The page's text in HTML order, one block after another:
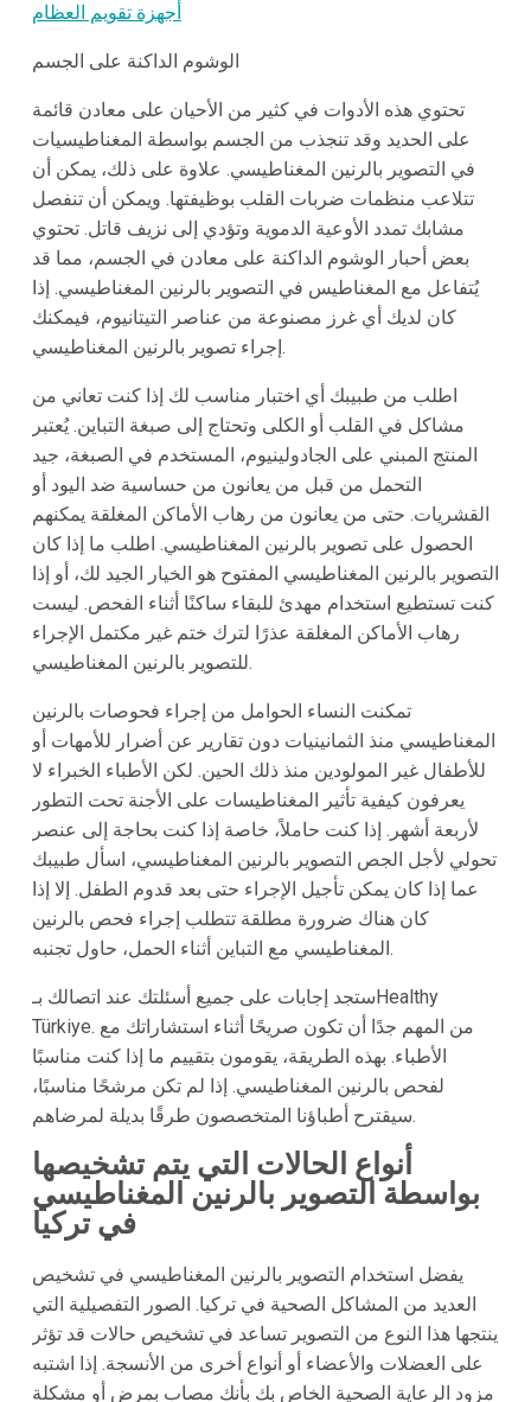
أجهزة تقويم العظام
الوشوم الداكنة على الجسم
تحتوي هذه الأدوات في كثير من الأحيان على معادن قائمة
على الحديد وقد تنجذب من الجسم بواسطة المغناطيسيات
في التصوير بالرنين المغناطيسي. علاوة على ذلك، يمكن أن
تتلاعب منظمات ضربات القلب بوظيفتها. ويمكن أن تنفصل
مشابك تمدد الأوعية الدموية وتؤدي إلى نزيف قاتل. تحتوي
بعض أحبار الوشوم الداكنة على معادن في الجسم، مما قد
يُتفاعل مع المغناطيس في التصوير بالرنين المغناطيسي. إذا
كان لديك أي غرز مصنوعة من عناصر التيتانيوم، فيمكنك
إجراء تصوير بالرنين المغناطيسي.
اطلب من طبيبك أي اختبار مناسب لك إذا كنت تعاني من
مشاكل في القلب أو الكلى وتحتاج إلى صبغة التباين. يُعتبر
المنتج المبني على الجادولينيوم، المستخدم في الصبغة، جيد
التحمل من قبل من يعانون من حساسية ضد اليود أو
القشريات. حتى من يعانون من رهاب الأماكن المغلقة يمكنهم
الحصول على تصوير بالرنين المغناطيسي. اطلب ما إذا كان
التصوير بالرنين المغناطيسي المفتوح هو الخيار الجيد لك، أو إذا
كنت تستطيع استخدام مهدئ للبقاء ساكنًا أثناء الفحص. ليست
رهاب الأماكن المغلقة عذرًا لترك ختم غير مكتمل الإجراء
للتصوير بالرنين المغناطيسي.
تمكنت النساء الحوامل من إجراء فحوصات بالرنين
المغناطيسي منذ الثمانينيات دون تقارير عن أضرار للأمهات أو
للأطفال غير المولودين منذ ذلك الحين. لكن الأطباء الخبراء لا
يعرفون كيفية تأثير المغناطيسات على الأجنة تحت التطور
لأربعة أشهر. إذا كنت حاملاً، خاصة إذا كنت بحاجة إلى عنصر
تحولي لأجل الجص التصوير بالرنين المغناطيسي، اسأل طبيبك
عما إذا كان يمكن تأجيل الإجراء حتى بعد قدوم الطفل. إلا إذا
كان هناك ضرورة مطلقة تتطلب إجراء فحص بالرنين
المغناطيسي مع التباين أثناء الحمل، حاول تجنبه.
ستجد إجابات على جميع أسئلتك عند اتصالك بـHealthy
Türkiye. من المهم جدًا أن تكون صريحًا أثناء استشاراتك مع
الأطباء. بهذه الطريقة، يقومون بتقييم ما إذا كنت مناسبًا
لفحص بالرنين المغناطيسي. إذا لم تكن مرشحًا مناسبًا،
سيقترح أطباؤنا المتخصصون طرقًا بديلة لمرضاهم.
أنواع الحالات التي يتم تشخيصها
بواسطة التصوير بالرنين المغناطيسي
في تركيا
يفضل استخدام التصوير بالرنين المغناطيسي في تشخيص
العديد من المشاكل الصحية في تركيا. الصور التفصيلية التي
ينتجها هذا النوع من التصوير تساعد في تشخيص حالات قد تؤثر
على العضلات والأعضاء أو أنواع أخرى من الأنسجة. إذا اشتبه
مزود الرعاية الصحية الخاص بك بأنك مصاب بمرض أو مشكلة